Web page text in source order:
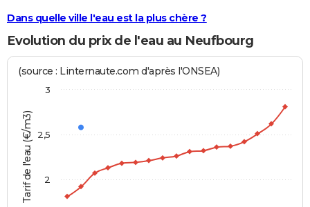
Dans quelle ville l'eau est la plus chère ?
Evolution du prix de l'eau au Neufbourg
Tarif de l'eau (€/m3)
(source : Linternaute.com d'après l'ONSEA)
2
2,5
3